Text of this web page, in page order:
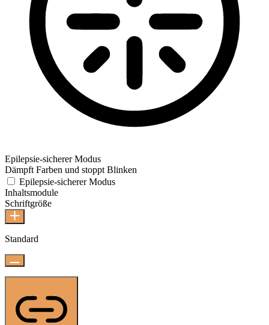
Epilepsie-sicherer Modus
Dämpft Farben und stoppt Blinken
Epilepsie-sicherer Modus
Inhaltsmodule
Schriftgröße
Standard